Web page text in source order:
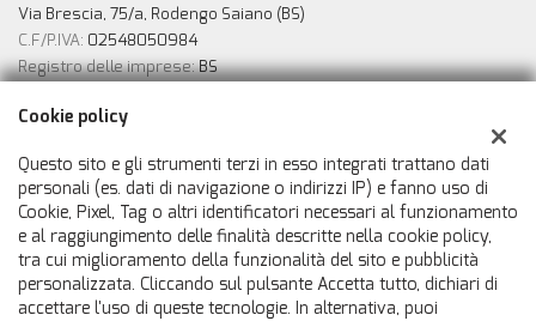
Via Brescia, 75/a, Rodengo Saiano (BS)
C.F/P.IVA: 02548050984
Registro delle imprese:BS
Possilità di finanziamento in sede
Cookie policy
Questo sito e gli strumenti terzi in esso integrati trattano dati
personali (es. dati di navigazione o indirizzi IP) e fanno uso di
Cookie, Pixel, Tag o altri identificatori necessari al funzionamento
e al raggiungimento delle finalità descritte nella cookie policy,
tra cui miglioramento della funzionalità del sito e pubblicità
personalizzata. Cliccando sul pulsante Accetta tutto, dichiari di
accettare l'uso di queste tecnologie. In alternativa, puoi